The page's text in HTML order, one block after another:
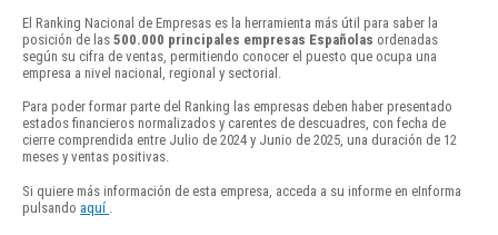
El Ranking Nacional de Empresas es la herramienta más útil para saber la
posición de las 500.000 principales empresas Españolas ordenadas
según su cifra de ventas, permitiendo conocer el puesto que ocupa una
empresa a nivel nacional, regional y sectorial.
Para poder formar parte del Ranking las empresas deben haber presentado
estados financieros normalizados y carentes de descuadres, con fecha de
cierre comprendida entre Julio de 2024 y Junio de 2025, una duración de 12
meses y ventas positivas.
Si quiere más información de esta empresa, acceda a su informe en eInforma
pulsando aquí